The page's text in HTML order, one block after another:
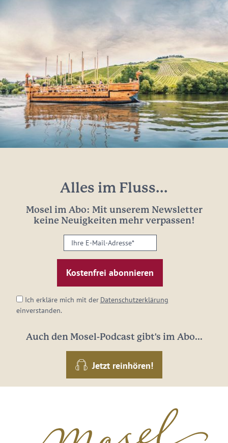
Alles im Fluss...
Mosel im Abo: Mit unserem Newsletter
keine Neuigkeiten mehr verpassen!
Ihre
E-
Mail-
Adresse:
Ich erkläre mich mit der Datenschutzerklärung
einverstanden.
Auch den Mosel-Podcast gibt's im Abo...
Jetzt reinhören!